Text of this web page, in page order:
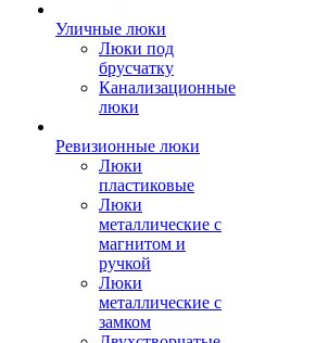
Уличные люки
Люки под
брусчатку
Канализационные
люки
Ревизионные люки
Люки
пластиковые
Люки
металлические с
магнитом и
ручкой
Люки
металлические с
замком